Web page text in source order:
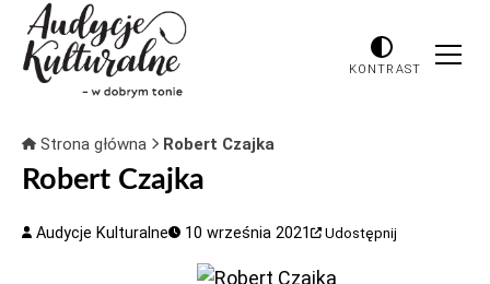
KONTRAST
Strona główna Robert Czajka
Robert Czajka
Audycje Kulturalne 10 września 2021 Udostępnij